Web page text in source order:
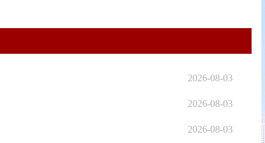
2026-08-03
2026-08-03
2026-08-03